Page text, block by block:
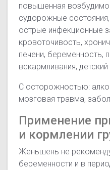
повышенная
судорожные
острые инфекционные
кровоточивость,
печени, беременность,
вскармливания,
С осторожностью:
мозговая травма,
Применение
и кормлении
Женьшень не
беременности и в